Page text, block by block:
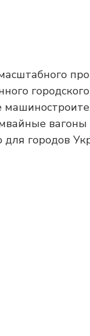
городов